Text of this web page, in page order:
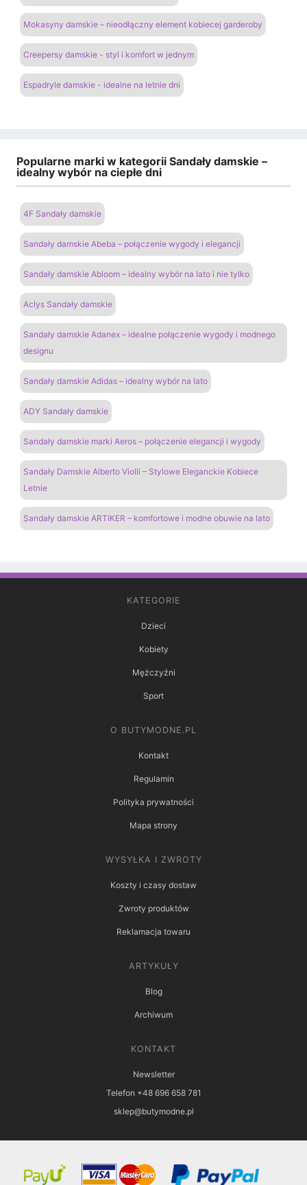
Mokasyny damskie – nieodłączny element kobiecej garderoby
Creepersy damskie - styl i komfort w jednym
Espadryle damskie - idealne na letnie dni
Popularne marki w kategorii Sandały damskie –
idealny wybór na ciepłe dni
4F Sandały damskie
Sandały damskie Abeba – połączenie wygody i elegancji
Sandały damskie Abloom – idealny wybór na lato i nie tylko
Aclys Sandały damskie
Sandały damskie Adanex – idealne połączenie wygody i modnego
designu
Sandały damskie Adidas – idealny wybór na lato
ADY Sandały damskie
Sandały damskie marki Aeros – połączenie elegancji i wygody
Sandały Damskie Alberto Violli – Stylowe Eleganckie Kobiece
Letnie
Sandały damskie ARTIKER – komfortowe i modne obuwie na lato
KATEGORIE
Dzieci
Kobiety
Mężczyźni
Sport
O BUTYMODNE.PL
Kontakt
Regulamin
Polityka prywatności
Mapa strony
WYSYŁKA I ZWROTY
Koszty i czasy dostaw
Zwroty produktów
Reklamacja towaru
ARTYKUŁY
Blog
Archiwum
KONTAKT
Newsletter
Telefon +48 696 658 781
sklep@butymodne.pl